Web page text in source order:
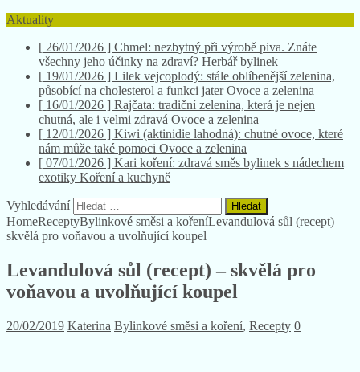
Aktuality
[ 26/01/2026 ] Chmel: nezbytný při výrobě piva. Znáte
všechny jeho účinky na zdraví? Herbář bylinek
[ 19/01/2026 ] Lilek vejcoplodý: stále oblíbenější zelenina,
působící na cholesterol a funkci jaterOvoce a zelenina
[ 16/01/2026 ] Rajčata: tradiční zelenina, která je nejen
chutná, ale i velmi zdravá Ovoce a zelenina
[ 12/01/2026 ] Kiwi (aktinidie lahodná): chutné ovoce, které
nám může také pomoci Ovoce a zelenina
[ 07/01/2026 ] Kari koření: zdravá směs bylinek s nádechem
exotiky Koření a kuchyně
Vyhledávání
HomeReceptyBylinkové směsi a kořeníLevandulová sůl (recept) –
skvělá pro voňavou a uvolňující koupel
Levandulová sůl (recept) – skvělá pro
voňavou a uvolňující koupel
20/02/2019 Katerina Bylinkové směsi a koření, Recepty 0